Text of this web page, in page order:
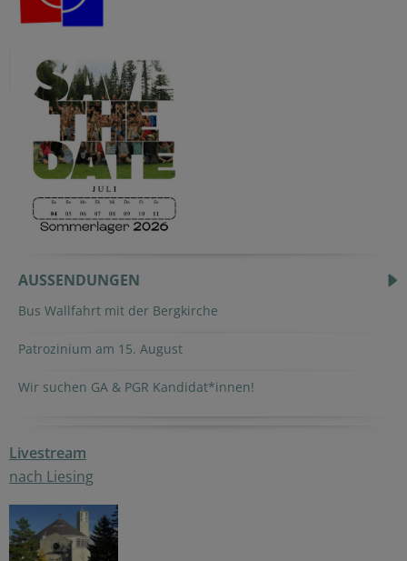
AUSSENDUNGEN
Bus Wallfahrt mit der Bergkirche
Patrozinium am 15. August
Wir suchen GA & PGR Kandidat*innen!
Livestream
nach Liesing